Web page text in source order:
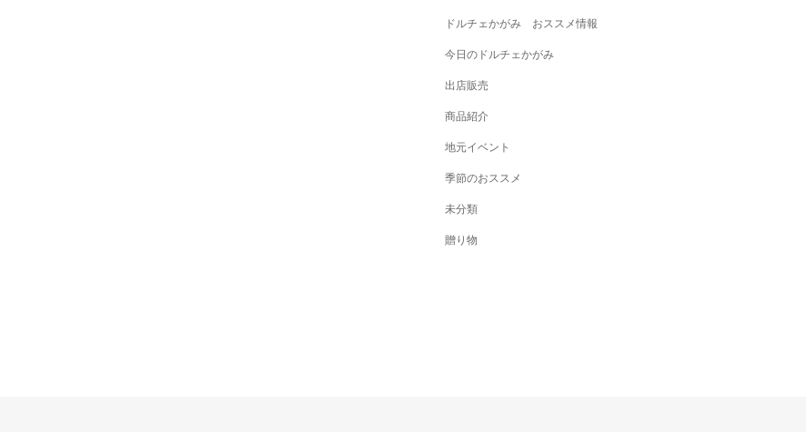
ドルチェかがみ おススメ情報
今日のドルチェかがみ
出店販売
商品紹介
地元イベント
季節のおススメ
未分類
贈り物